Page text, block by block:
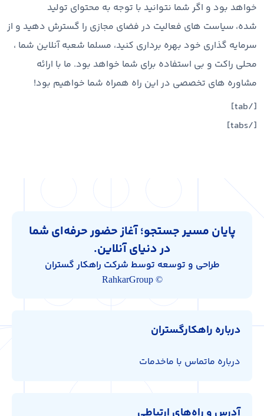
خواهد بود و اگر شما نتوانید با توجه به محتوای تولید
شده، سیاست های فعالیت در فضای مجازی را گسترش دهید و از
سرمایه گذاری خود بهره برداری کنید، مسلما شعبه آنلاین شما ،
محلی راکت و بی استفاده برای شما خواهد بود. ما با ارائه
مشاوره های تخصصی در این راه همراه شما خواهیم بود!
[/tab]
[/tabs]
پایان مسیر جستجو؛ آغاز حضور حرفه‌ای شما
در دنیای آنلاین.
طراحی و توسعه توسط شرکت راهکار گستران
© RahkarGroup
درباره راهکارگستران
درباره ماتماس با ماخدمات